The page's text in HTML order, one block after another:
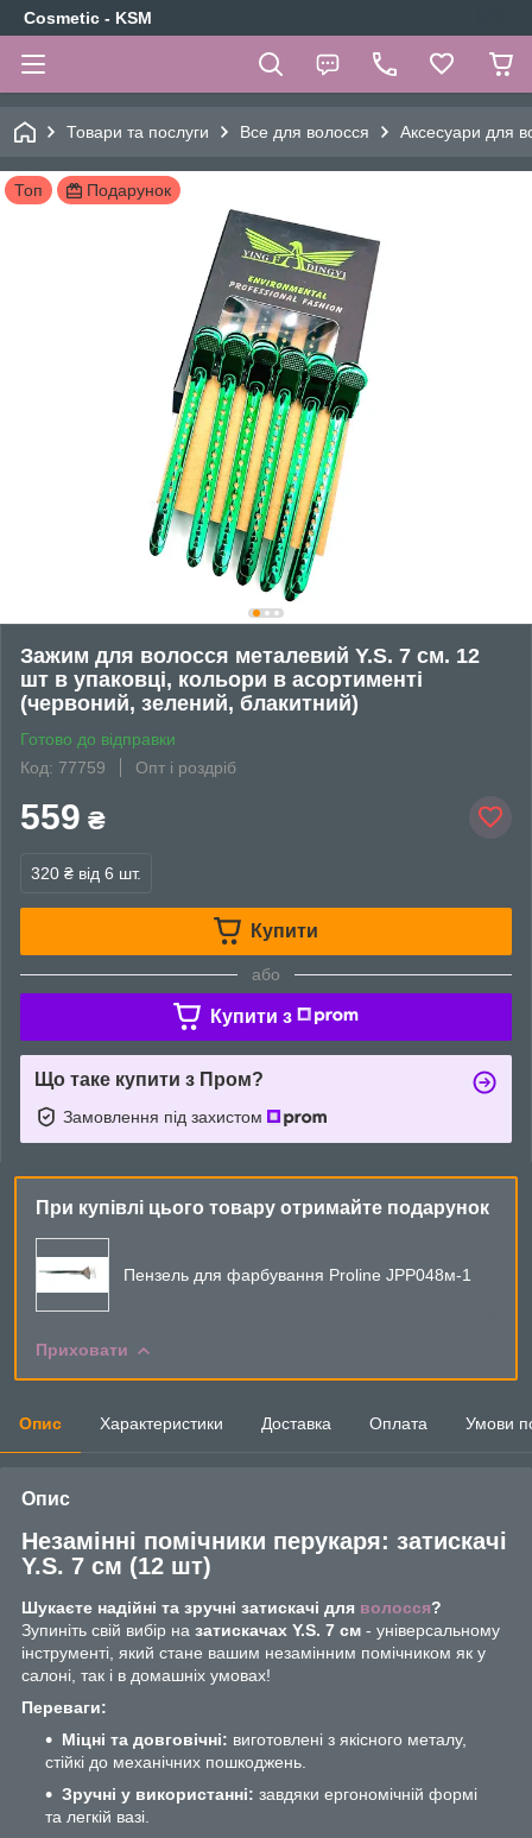
Cosmetic - KSM
Товари та послуги Все для волосся Аксесуари для
Топ Подарунок
Зажим для волосся металевий Y.S. 7 см. 12
шт в упаковці, кольори в асортименті
(червоний, зелений, блакитний)
Готово до відправки
Код: 77759
Опт і роздріб
559 ₴
320 ₴ від 6 шт.
Купити
або
Купити з
Що таке купити з Пром?
Замовлення під захистом
При купівлі цього товару отримайте подарунок
Пензель для фарбування Proline ЈРР048м-1
Приховати
Опис Характеристики Доставка Оплата Умови
Опис
Незамінні помічники перукаря: затискачі
Y.S. 7 см (12 шт)
Шукаєте надійні та зручні затискачі для волосся?
Зупиніть свій вибір на затискачах Y.S. 7 см - універсальному
інструменті, який стане вашим незамінним помічником як у
салоні, так і в домашніх умовах!
Переваги:
Міцні та довговічні: виготовлені з якісного металу,
стійкі до механічних пошкоджень.
Зручні у використанні: завдяки ергономічній формі
та легкій вазі.